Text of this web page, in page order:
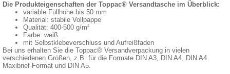
Die Produkteigenschaften der Toppac® Versandtasche im Überblick:
variable Füllhöhe bis 50 mm
Material: stabile Vollpappe
Qualität: 400-500 g/m²
Farbe: weiß
mit Selbstklebeverschluss und Aufreißfaden
Bei uns erhalten Sie die Toppac® Versandverpackung in vielen
verschiedenen Größen, z.B. für die Formate DIN A3, DIN A4, DIN A4
Maxibrief-Format und DIN A5.